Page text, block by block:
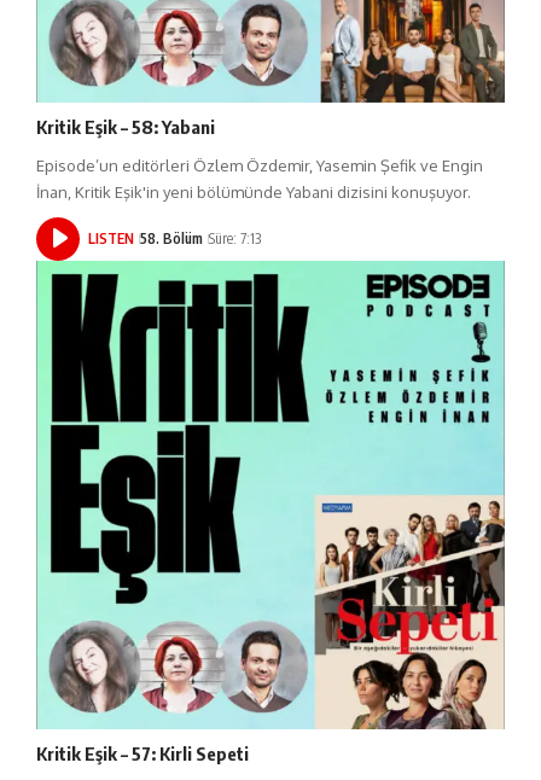
Kritik Eşik – 58: Yabani
Episode’un editörleri Özlem Özdemir, Yasemin Şefik ve Engin
İnan, Kritik Eşik'in yeni bölümünde Yabani dizisini konuşuyor.
LISTEN 58. Bölüm Süre: 7:13
Kritik Eşik – 57: Kirli Sepeti